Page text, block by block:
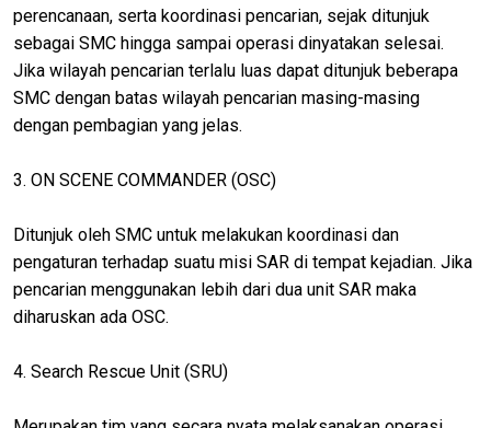
perencanaan, serta koordinasi pencarian, sejak ditunjuk
sebagai SMC hingga sampai operasi dinyatakan selesai.
Jika wilayah pencarian terlalu luas dapat ditunjuk beberapa
SMC dengan batas wilayah pencarian masing-masing
dengan pembagian yang jelas.
3. ON SCENE COMMANDER (OSC)
Ditunjuk oleh SMC untuk melakukan koordinasi dan
pengaturan terhadap suatu misi SAR di tempat kejadian. Jika
pencarian menggunakan lebih dari dua unit SAR maka
diharuskan ada OSC.
4. Search Rescue Unit (SRU)